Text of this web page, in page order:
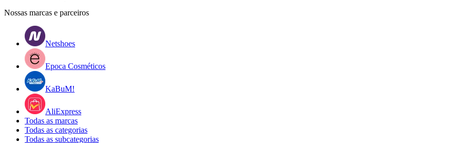
Nossas marcas e parceiros
Netshoes
Epoca Cosméticos
KaBuM!
AliExpress
Todas as marcas
Todas as categorias
Todas as subcategorias